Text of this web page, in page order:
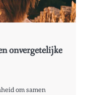
onvergetelijke
om samen